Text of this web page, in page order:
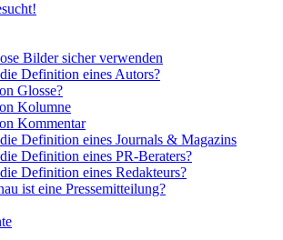
Bilder sicher verwenden
Definition eines Autors?
Glosse?
Kolumne
Kommentar
Definition eines Journals & Magazins
Definition eines PR-Beraters?
Definition eines Redakteurs?
ist eine Pressemitteilung?